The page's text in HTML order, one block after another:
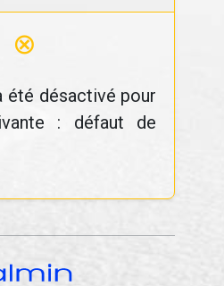
⊗
été désactivé pour
: défaut de